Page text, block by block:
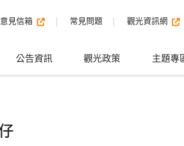
意見信箱 常見問題 觀光資訊網
公告資訊 觀光政策 主題專